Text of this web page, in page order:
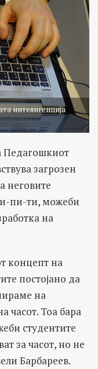
интелигенција
Педагошкиот
загрозен
неговите
пи-ти, можеби
на
концепт на
постојано да
на
часот. Тоа бара
студентите
за часот, но не
Барбареев.